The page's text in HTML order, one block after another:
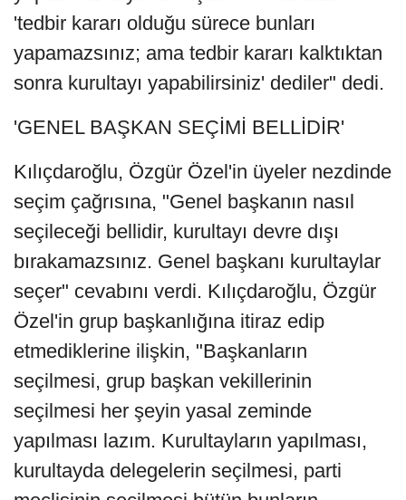
'tedbir kararı olduğu sürece bunları
yapamazsınız; ama tedbir kararı kalktıktan
sonra kurultayı yapabilirsiniz' dediler" dedi.
'GENEL BAŞKAN SEÇİMİ BELLİDİR'
Kılıçdaroğlu, Özgür Özel'in üyeler nezdinde
seçim çağrısına, "Genel başkanın nasıl
seçileceği bellidir, kurultayı devre dışı
bırakamazsınız. Genel başkanı kurultaylar
seçer" cevabını verdi. Kılıçdaroğlu, Özgür
Özel'in grup başkanlığına itiraz edip
etmediklerine ilişkin, "Başkanların
seçilmesi, grup başkan vekillerinin
seçilmesi her şeyin yasal zeminde
yapılması lazım. Kurultayların yapılması,
kurultayda delegelerin seçilmesi, parti